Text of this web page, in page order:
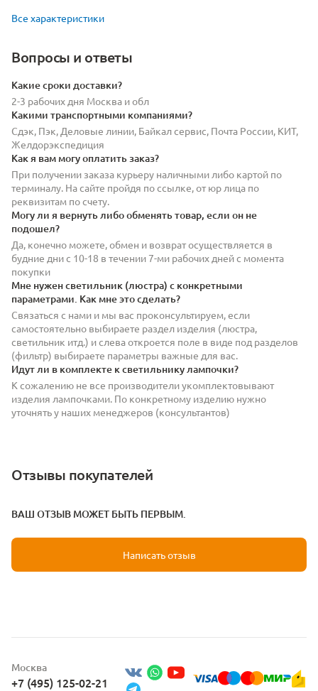
Все характеристики
Вопросы и ответы
Какие сроки доставки?
2-3 рабочих дня Москва и обл
Какими транспортными компаниями?
Сдэк, Пэк, Деловые линии, Байкал сервис, Почта России, КИТ,
Желдорэкспедиция
Как я вам могу оплатить заказ?
При получении заказа курьеру наличными либо картой по
терминалу. На сайте пройдя по ссылке, от юр лица по
реквизитам по счету.
Могу ли я вернуть либо обменять товар, если он не
подошел?
Да, конечно можете, обмен и возврат осуществляется в
будние дни с 10-18 в течении 7-ми рабочих дней с момента
покупки
Мне нужен светильник (люстра) с конкретными
параметрами. Как мне это сделать?
Связаться с нами и мы вас проконсультируем, если
самостоятельно выбираете раздел изделия (люстра,
светильник итд.) и слева откроется поле в виде под разделов
(фильтр) выбираете параметры важные для вас.
Идут ли в комплекте к светильнику лампочки?
К сожалению не все производители укомплектовывают
изделия лампочками. По конкретному изделию нужно
уточнять у наших менеджеров (консультантов)
Отзывы покупателей
ВАШ ОТЗЫВ МОЖЕТ БЫТЬ ПЕРВЫМ.
Написать отзыв
Москва
+7 (495) 125-02-21